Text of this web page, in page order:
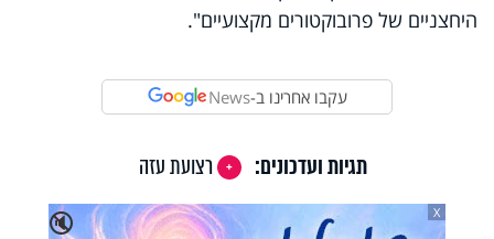
היחצניים של פרובוקטורים מקצועיים".
עקבו אחרינו ב-News
תגיות ועדכונים:
רצועת עזה
🔇
X